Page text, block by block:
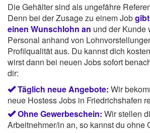
Die Gehälter sind als ungefähre
Denn bei der Zusage zu einem Job
einen Wunschlohn an und der Kunde
Personal anhand von
Profilqualität aus. Du kannst dich
wirst dann bei neuen Jobs sofort
dir:
Täglich neue Angebote: Wir
neue Hostess Jobs in Friedrichshafen
Ohne Gewerbeschein: Wir stellen
Arbeitnehmer/in an, so kannst du ohne